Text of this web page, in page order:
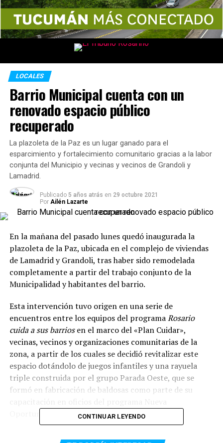
LOCALES
Barrio Municipal cuenta con un
renovado espacio público
recuperado
La plazoleta de la Paz es un lugar ganado para el
esparcimiento y fortalecimiento comunitario gracias a la labor
conjunta del Municipio y vecinas y vecinos de Grandoli y
Lamadrid.
Publicado 5 años atrás en 29 octubre 2021
Por Ailén Lazarte
En la mañana del pasado lunes quedó inaugurada la
plazoleta de la Paz, ubicada en el complejo de viviendas
de Lamadrid y Grandoli, tras haber sido remodelada
completamente a partir del trabajo conjunto de la
Municipalidad y habitantes del barrio.
Esta intervención tuvo origen en una serie de
encuentros entre los equipos del programaRosario
cuida a sus barriosen el marco del «Plan Cuidar»,
vecinas, vecinos y organizaciones comunitarias de la
zona, a partir de los cuales se decidió revitalizar este
espacio dotándolo de juegos infantiles y una rayuela
triple construida por el grupo Parada Oeste, que se
formó en fabricación de baldosas como parte de su
CONTINUAR LEYENDO